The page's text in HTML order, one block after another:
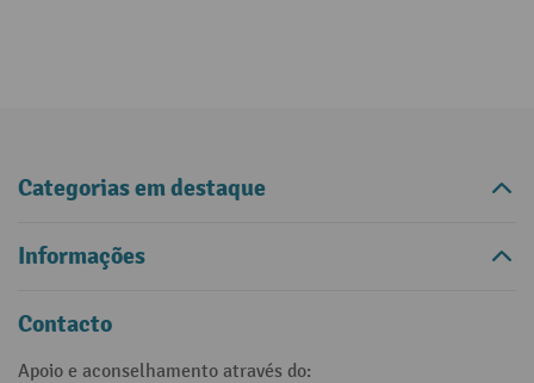
Categorias em destaque
Informações
Contacto
Apoio e aconselhamento através do: